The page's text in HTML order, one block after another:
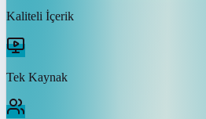
Kaliteli İçerik
Tek Kaynak